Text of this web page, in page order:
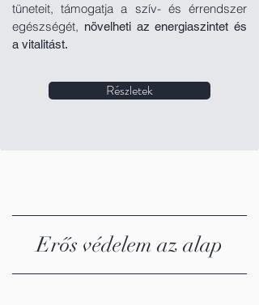
tüneteit, támogatja a szív- és érrendszer
egészségét, növelheti az energiaszintet és
a vitalitást.
Részletek
Erős védelem az alap